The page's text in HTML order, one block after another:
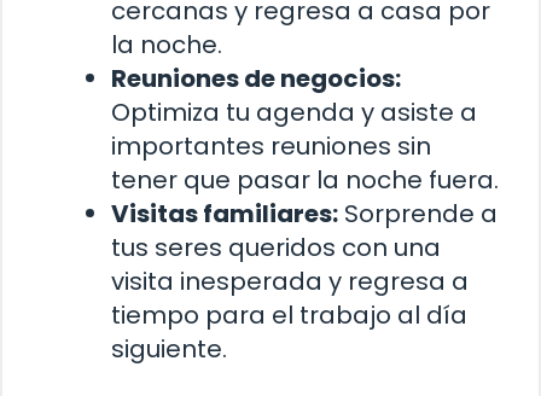
cercanas y regresa a casa por
la noche.
Reuniones de negocios:
Optimiza tu agenda y asiste a
importantes reuniones sin
tener que pasar la noche fuera.
Visitas familiares: Sorprende a
tus seres queridos con una
visita inesperada y regresa a
tiempo para el trabajo al día
siguiente.